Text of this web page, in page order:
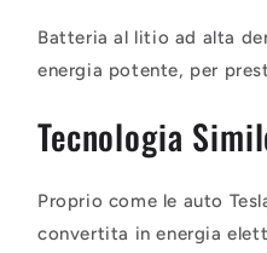
Batteria al litio ad alta
energia potente, per
Tecnologia
Proprio come le auto
convertita in energia